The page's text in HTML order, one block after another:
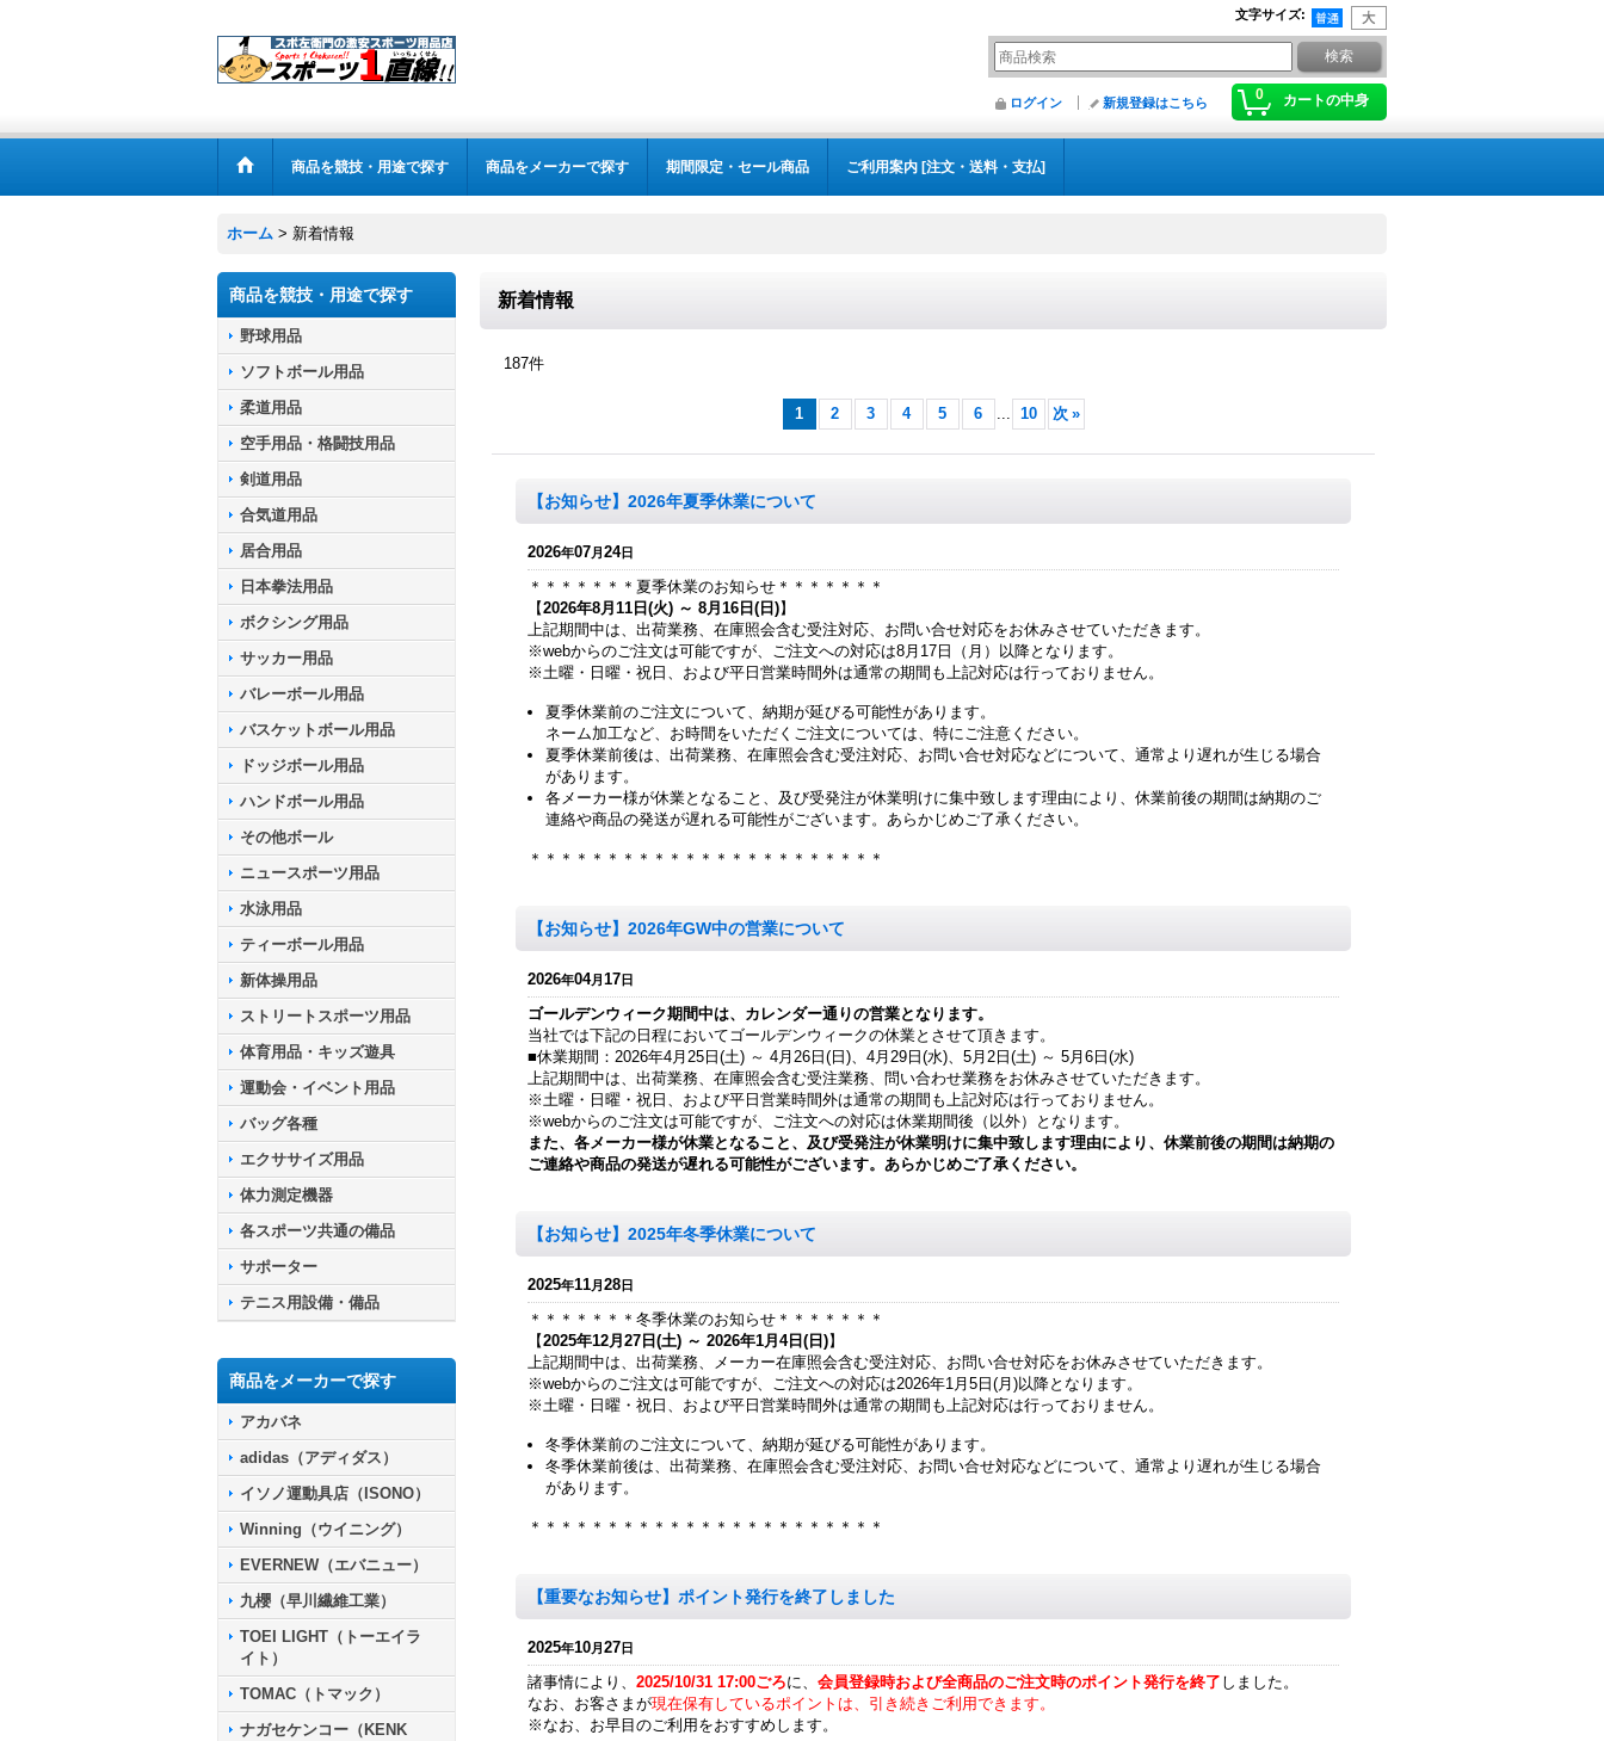
文字サイズ:
0 カートの中身
ログイン 新規登録はこちら
商品を競技・用途で探す 商品をメーカーで探す 期間限定・セール商品 ご利用案内 [注文・送料・支払]
ホーム > 新着情報
商品を競技・用途で探す
野球用品
ソフトボール用品
柔道用品
空手用品・格闘技用品
剣道用品
合気道用品
居合用品
日本拳法用品
ボクシング用品
サッカー用品
バレーボール用品
バスケットボール用品
ドッジボール用品
ハンドボール用品
その他ボール
ニュースポーツ用品
水泳用品
ティーボール用品
新体操用品
ストリートスポーツ用品
体育用品・キッズ遊具
運動会・イベント用品
バッグ各種
エクササイズ用品
体力測定機器
各スポーツ共通の備品
サポーター
テニス用設備・備品
商品をメーカーで探す
アカバネ
adidas（アディダス）
イソノ運動具店（ISONO）
Winning（ウイニング）
EVERNEW（エバニュー）
九櫻（早川繊維工業）
TOEI LIGHT（トーエイラ
イト）
TOMAC（トマック）
ナガセケンコー（KENK
新着情報
187件
1 2 3 4 5 6 ... 10 次 »
【お知らせ】2026年夏季休業について
2026年07月24日
＊＊＊＊＊＊＊夏季休業のお知らせ＊＊＊＊＊＊＊
【2026年8月11日(火) ～ 8月16日(日)】
上記期間中は、出荷業務、在庫照会含む受注対応、お問い合せ対応をお休みさせていただきます。
※webからのご注文は可能ですが、ご注文への対応は8月17日（月）以降となります。
※土曜・日曜・祝日、および平日営業時間外は通常の期間も上記対応は行っておりません。
夏季休業前のご注文について、納期が延びる可能性があります。
ネーム加工など、お時間をいただくご注文については、特にご注意ください。
夏季休業前後は、出荷業務、在庫照会含む受注対応、お問い合せ対応などについて、通常より遅れが生じる場合
があります。
各メーカー様が休業となること、及び受発注が休業明けに集中致します理由により、休業前後の期間は納期のご
連絡や商品の発送が遅れる可能性がございます。あらかじめご了承ください。
＊＊＊＊＊＊＊＊＊＊＊＊＊＊＊＊＊＊＊＊＊＊＊
【お知らせ】2026年GW中の営業について
2026年04月17日
ゴールデンウィーク期間中は、カレンダー通りの営業となります。
当社では下記の日程においてゴールデンウィークの休業とさせて頂きます。
■休業期間：2026年4月25日(土) ～ 4月26日(日)、4月29日(水)、5月2日(土) ～ 5月6日(水)
上記期間中は、出荷業務、在庫照会含む受注業務、問い合わせ業務をお休みさせていただきます。
※土曜・日曜・祝日、および平日営業時間外は通常の期間も上記対応は行っておりません。
※webからのご注文は可能ですが、ご注文への対応は休業期間後（以外）となります。
また、各メーカー様が休業となること、及び受発注が休業明けに集中致します理由により、休業前後の期間は納期の
ご連絡や商品の発送が遅れる可能性がございます。あらかじめご了承ください。
【お知らせ】2025年冬季休業について
2025年11月28日
＊＊＊＊＊＊＊冬季休業のお知らせ＊＊＊＊＊＊＊
【2025年12月27日(土) ～ 2026年1月4日(日)】
上記期間中は、出荷業務、メーカー在庫照会含む受注対応、お問い合せ対応をお休みさせていただきます。
※webからのご注文は可能ですが、ご注文への対応は2026年1月5日(月)以降となります。
※土曜・日曜・祝日、および平日営業時間外は通常の期間も上記対応は行っておりません。
冬季休業前のご注文について、納期が延びる可能性があります。
冬季休業前後は、出荷業務、在庫照会含む受注対応、お問い合せ対応などについて、通常より遅れが生じる場合
があります。
＊＊＊＊＊＊＊＊＊＊＊＊＊＊＊＊＊＊＊＊＊＊＊
【重要なお知らせ】ポイント発行を終了しました
2025年10月27日
諸事情により、 2025/10/31 17:00ごろに、 会員登録時および全商品のご注文時のポイント発行を終了 しました。
なお、お客さまが現在保有しているポイントは、引き続きご利用できます。
※なお、お早目のご利用をおすすめします。